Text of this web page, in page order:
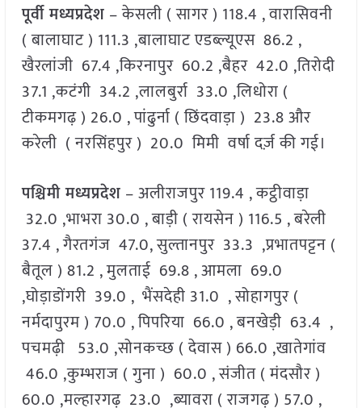
पूर्वी मध्यप्रदेश – केसली ( सागर ) 118.4 , वारासिवनी
( बालाघाट ) 111.3 ,बालाघाट एडब्ल्यूएस 86.2 ,
खैरलांजी 67.4 ,किरनापुर 60.2 ,बैहर 42.0 ,तिरोदी
37.1 ,कटंगी 34.2 ,लालबुर्रा 33.0 ,लिधोरा (
टीकमगढ़ ) 26.0 , पांढुर्ना ( छिंदवाड़ा ) 23.8 और
करेली ( नरसिंहपुर ) 20.0 मिमी वर्षा दर्ज़ की गई।
पश्चिमी मध्यप्रदेश – अलीराजपुर 119.4 , कट्ठीवाड़ा
32.0 ,भाभरा 30.0 , बाड़ी ( रायसेन ) 116.5 , बरेली
37.4 , गैरतगंज 47.0, सुल्तानपुर 33.3 ,प्रभातपट्टन (
बैतूल ) 81.2 , मुलताई 69.8 , आमला 69.0
,घोड़ाडोंगरी 39.0 , भैंसदेही 31.0 , सोहागपुर (
नर्मदापुरम ) 70.0 , पिपरिया 66.0 , बनखेड़ी 63.4 ,
पचमढ़ी 53.0 ,सोनकच्छ ( देवास ) 66.0 ,खातेगांव
46.0 ,कुम्भराज ( गुना ) 60.0 , संजीत ( मंदसौर )
60.0 ,मल्हारगढ़ 23.0 ,ब्यावरा ( राजगढ़ ) 57.0 ,